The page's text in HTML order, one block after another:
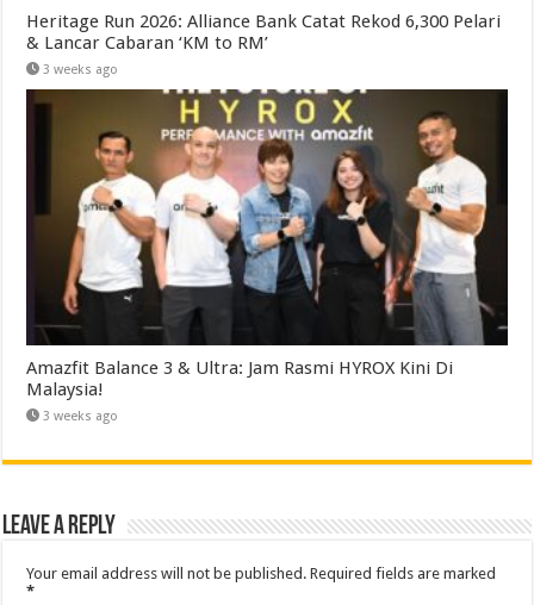
Heritage Run 2026: Alliance Bank Catat Rekod 6,300 Pelari
& Lancar Cabaran ‘KM to RM’
3 weeks ago
Amazfit Balance 3 & Ultra: Jam Rasmi HYROX Kini Di
Malaysia!
3 weeks ago
Leave a Reply
Your email address will not be published. Required fields are marked
*